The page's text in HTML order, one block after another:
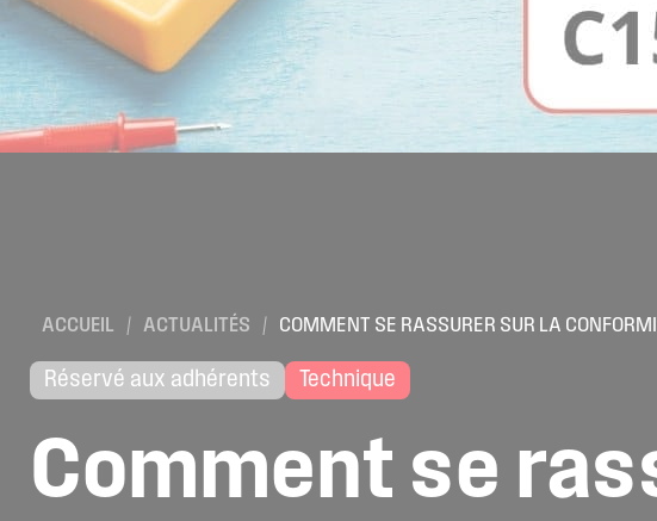
ACCUEIL / ACTUALITÉS / COMMENT SE RASSURER SUR LA
Réservé aux adhérents Technique
Comment se